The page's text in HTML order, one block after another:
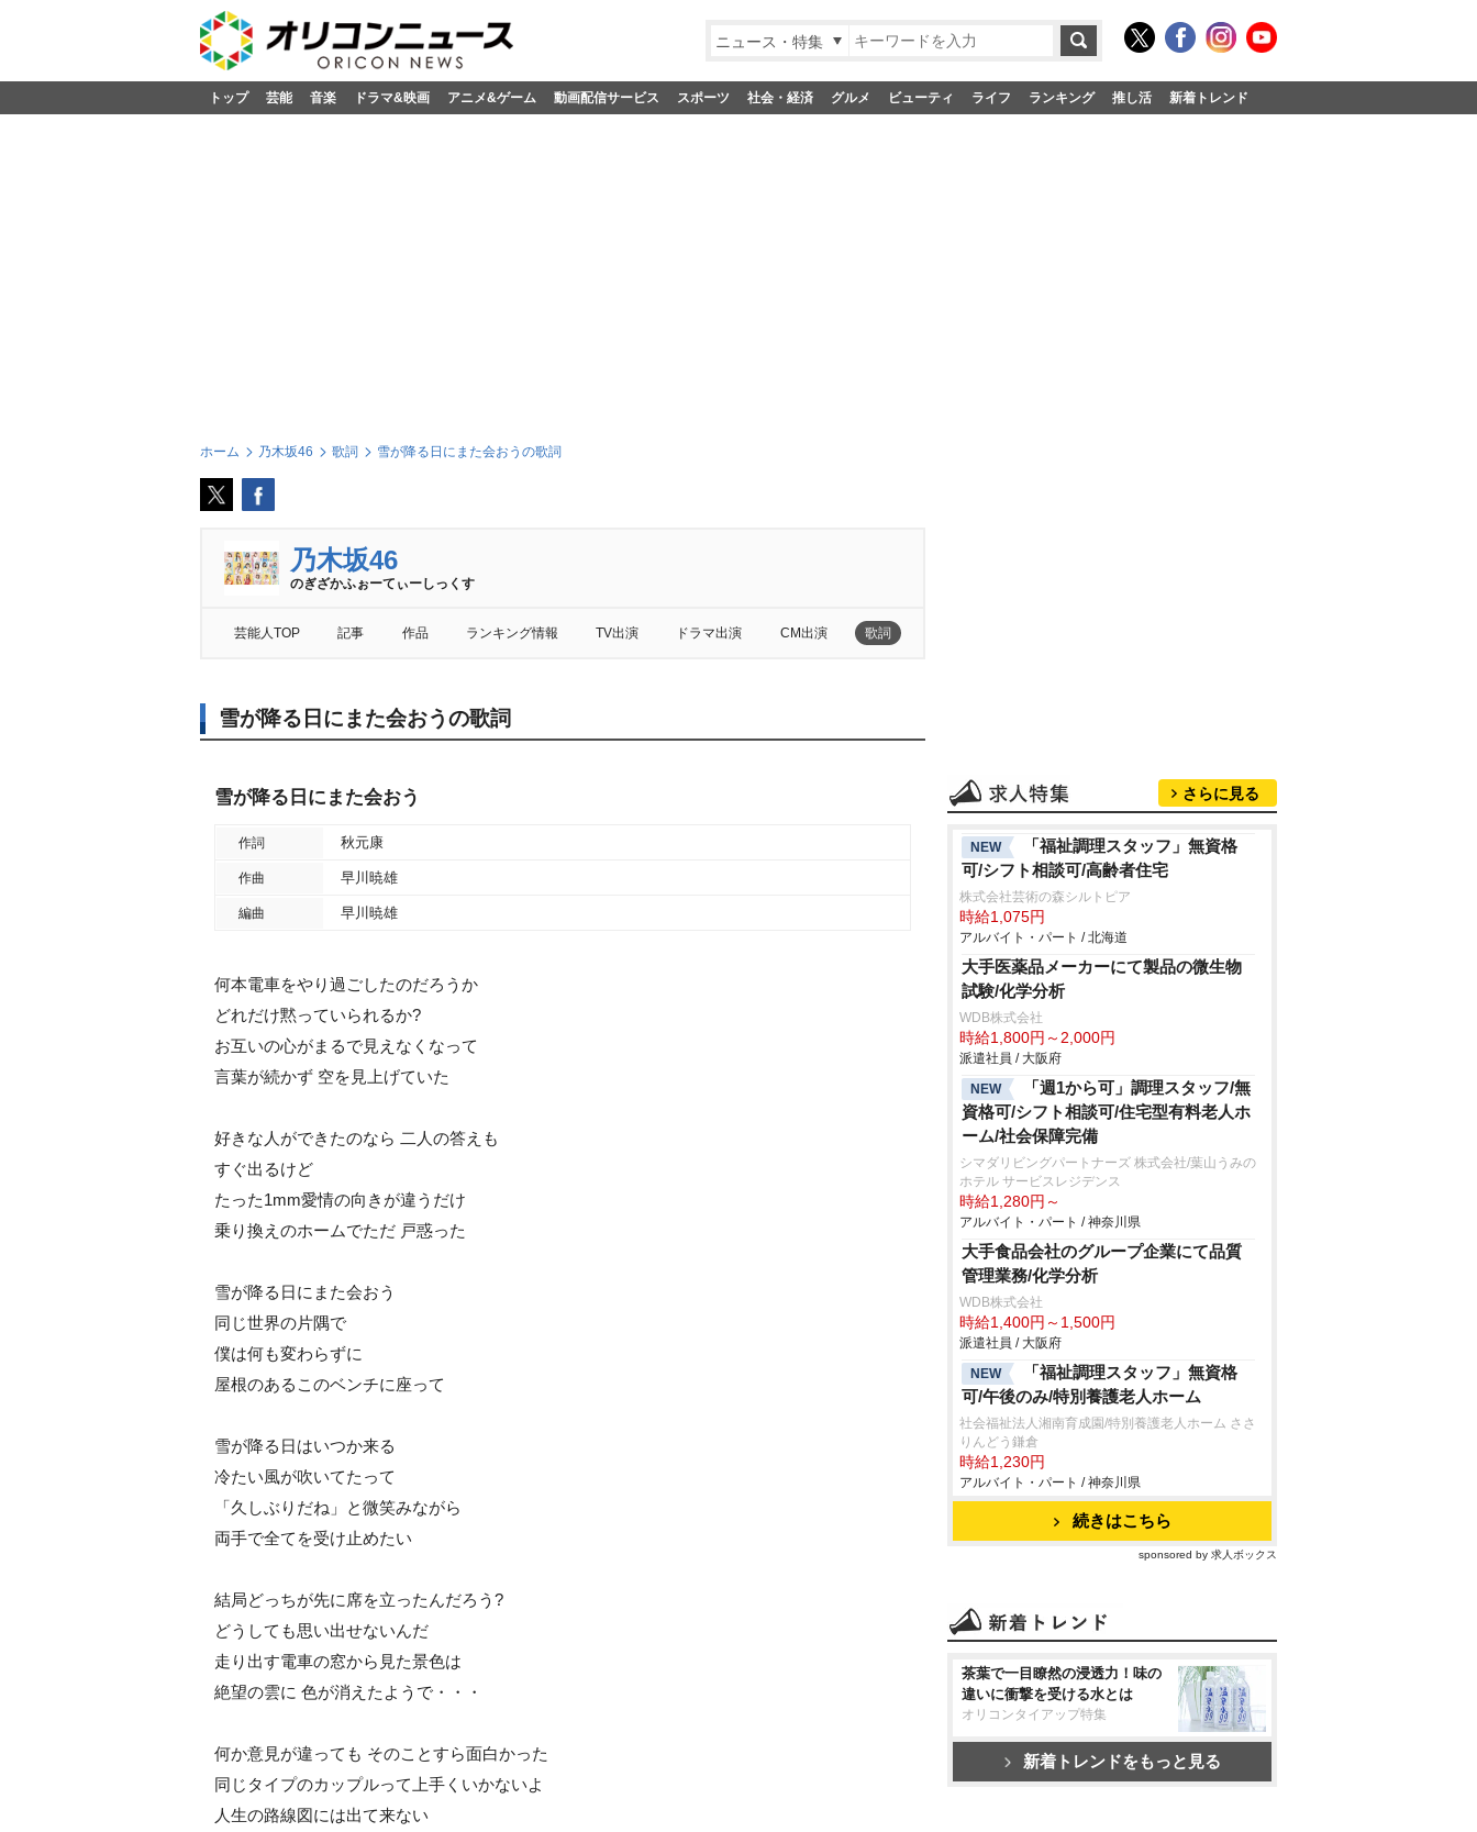
ニュース・特集
トップ 芸能 音楽 ドラマ&映画 アニメ&ゲーム 動画配信サービス スポーツ 社会・経済 グルメ ビューティ ライフ ランキング 推し活 新着トレンド
ホーム 乃木坂46 歌詞 雪が降る日にまた会おうの歌詞
乃木坂46
のぎざかふぉーてぃーしっくす
芸能人TOP 記事 作品 ランキング情報 TV出演 ドラマ出演 CM出演 歌詞
雪が降る日にまた会おうの歌詞
雪が降る日にまた会おう
作詞 秋元康
作曲 早川暁雄
編曲 早川暁雄
何本電車をやり過ごしたのだろうか
どれだけ黙っていられるか?
お互いの心がまるで見えなくなって
言葉が続かず 空を見上げていた
好きな人ができたのなら 二人の答えも
すぐ出るけど
たった1mm愛情の向きが違うだけ
乗り換えのホームでただ 戸惑った
雪が降る日にまた会おう
同じ世界の片隅で
僕は何も変わらずに
屋根のあるこのベンチに座って
雪が降る日はいつか来る
冷たい風が吹いてたって
「久しぶりだね」と微笑みながら
両手で全てを受け止めたい
結局どっちが先に席を立ったんだろう?
どうしても思い出せないんだ
走り出す電車の窓から見た景色は
絶望の雲に 色が消えたようで・・・
何か意見が違っても そのことすら面白かった
同じタイプのカップルって上手くいかないよ
人生の路線図には出て来ない
さらに見る
NEW
「福祉調理スタッフ」無資格
可/シフト相談可/高齢者住宅
株式会社芸術の森シルトピア
時給1,075円
アルバイト・パート / 北海道
大手医薬品メーカーにて製品の微生物
試験/化学分析
WDB株式会社
時給1,800円～2,000円
派遣社員 / 大阪府
NEW
「週1から可」調理スタッフ/無
資格可/シフト相談可/住宅型有料老人ホ
ーム/社会保障完備
シマダリビングパートナーズ 株式会社/葉山うみの
ホテル サービスレジデンス
時給1,280円～
アルバイト・パート / 神奈川県
大手食品会社のグループ企業にて品質
管理業務/化学分析
WDB株式会社
時給1,400円～1,500円
派遣社員 / 大阪府
NEW
「福祉調理スタッフ」無資格
可/午後のみ/特別養護老人ホーム
社会福祉法人湘南育成園/特別養護老人ホーム ささ
りんどう鎌倉
時給1,230円
アルバイト・パート / 神奈川県
続きはこちら
sponsored by 求人ボックス
茶葉で一目瞭然の浸透力！味の
違いに衝撃を受ける水とは
オリコンタイアップ特集
新着トレンドをもっと見る